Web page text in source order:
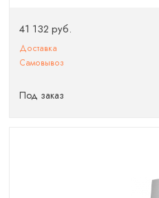
41 132 руб.
Доставка
Самовывоз
Под заказ